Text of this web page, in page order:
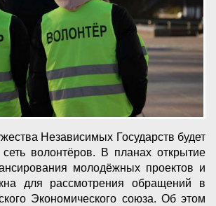
Независимых Государств будет
волонтёров. В планах открытие
молодёжных проектов и
для рассмотрения обращений в
Экономического союза. Об этом